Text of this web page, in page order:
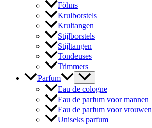
Föhns
Krulborstels
Krultangen
Stijlborstels
Stijltangen
Tondeuses
Trimmers
Parfum
Eau de cologne
Eau de parfum voor mannen
Eau de parfum voor vrouwen
Uniseks parfum